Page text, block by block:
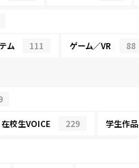
ム 111 ゲーム／VR 88
在校生VOICE 229 学生作品